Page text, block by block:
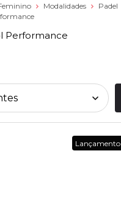
Modalidades
Padel
Performance
Lançamento